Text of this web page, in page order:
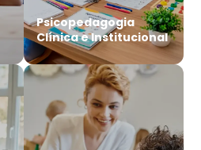
Psicopedagogia
Clínica e Institucional